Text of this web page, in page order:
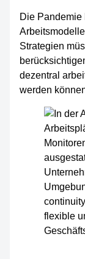
Die Pandemie
Strategien
dezentral
werden